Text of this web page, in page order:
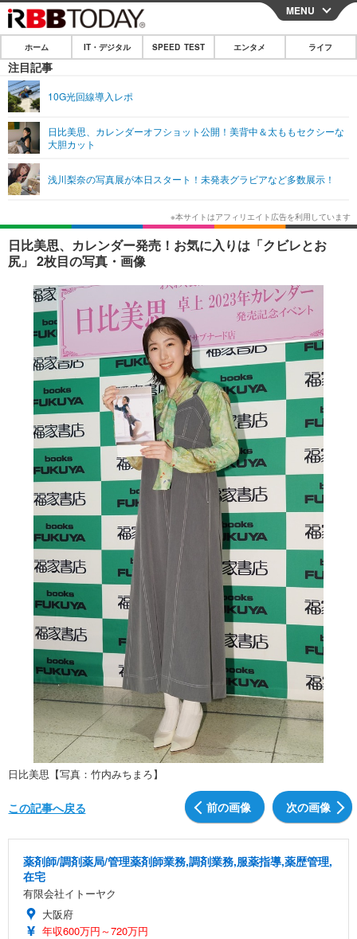
CLOSE
ホーム
IT・デジタル
ネタ
ショッピング その他
SPEED TEST
エンタメ
エンタメTOP 映画・ドラマ
韓国・芸能
音楽 スポーツ
ショッピング その他
ライフ
ライフTOP グルメ
ペット ショッピング
その他
リリース一覧
プッシュ通知の停止方法
MENU
ホーム IT・デジタル SPEED TEST エンタメ ライフ
注目記事
10G光回線導入レポ
日比美思、カレンダーオフショット公開！美背中＆太ももセクシーな
大胆カット
浅川梨奈の写真展が本日スタート！未発表グラビアなど多数展示！
日比美思、カレンダー発売！お気に入りは「クビレとお
尻」 2枚目の写真・画像
日比美思【写真：竹内みちまろ】
前の画像 次の画像
この記事へ戻る
薬剤師/調剤薬局/管理薬剤師業務,調剤業務,服薬指導,薬歴管理,
在宅
有限会社イトーヤク
大阪府
年収600万円～720万円